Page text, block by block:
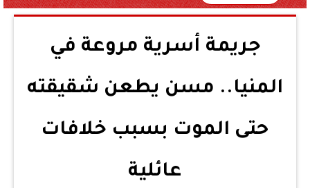
جريمة أسرية مروعة في
المنيا.. مسن يطعن شقيقته
حتى الموت بسبب خلافات
عائلية